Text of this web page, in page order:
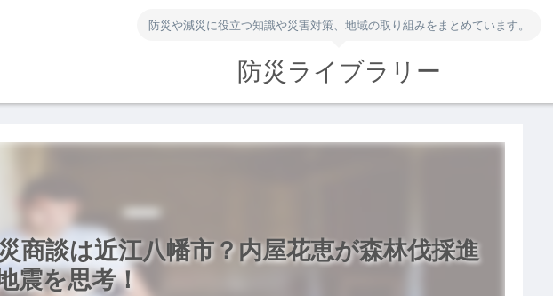
防災や減災に役立つ知識や災害対策、地域の取り組みをまとめています。
防災ライブラリー
商談は近江八幡市？内屋花恵が森林伐採進
震を思考！